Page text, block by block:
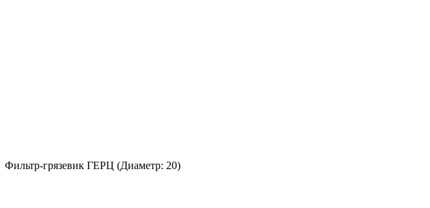
Фильтр-грязевик ГЕРЦ (Диаметр: 20)